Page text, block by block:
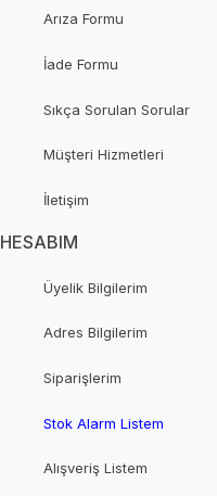
Arıza Formu
İade Formu
Sıkça Sorulan Sorular
Müşteri Hizmetleri
İletişim
HESABIM
Üyelik Bilgilerim
Adres Bilgilerim
Siparişlerim
Stok Alarm Listem
Alışveriş Listem